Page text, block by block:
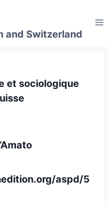
and Switzerland
et sociologique
aspd/5